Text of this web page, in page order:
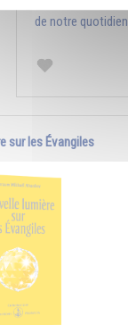
de notre quotidien.
sur les Évangiles